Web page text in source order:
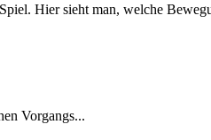
Hier sieht man, welche
Vorgangs...